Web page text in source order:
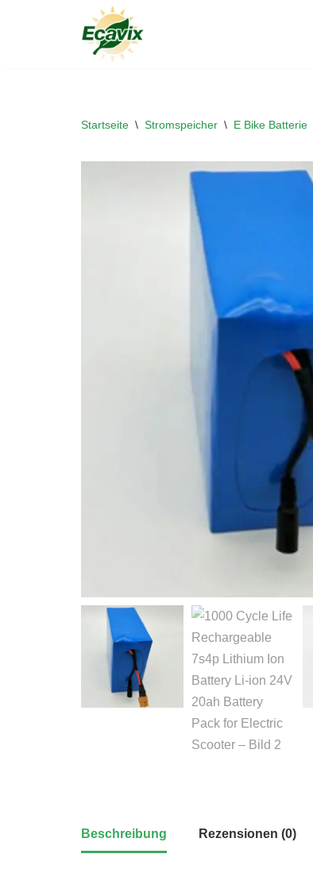
Startseite \ Stromspeicher \ E Bike Batterie
Beschreibung Rezensionen (0)